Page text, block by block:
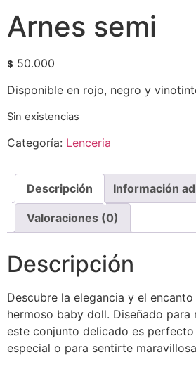
Arnes semi
$ 50.000
Disponible en rojo, negro y
Sin existencias
Categoría: Lenceria
Descripción Información
Valoraciones (0)
Descripción
Descubre la elegancia y el
hermoso baby doll. Diseñado para
este conjunto delicado es perfecto
especial o para sentirte